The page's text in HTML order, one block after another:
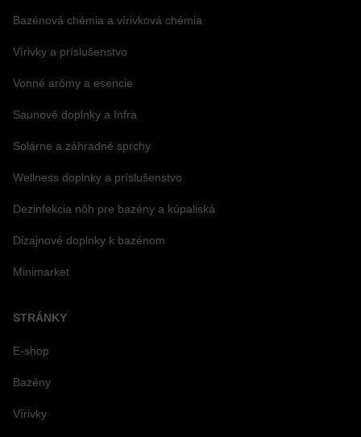
Bazénová chémia a vírivková chémia
Vírivky a príslušenstvo
Vonné arómy a esencie
Saunové doplnky a Infra
Solárne a záhradné sprchy
Wellness doplnky a príslušenstvo
Dezinfekcia nôh pre bazény a kúpaliská
Dizajnové doplnky k bazénom
Minimarket
STRÁNKY
E-shop
Bazény
Vírivky